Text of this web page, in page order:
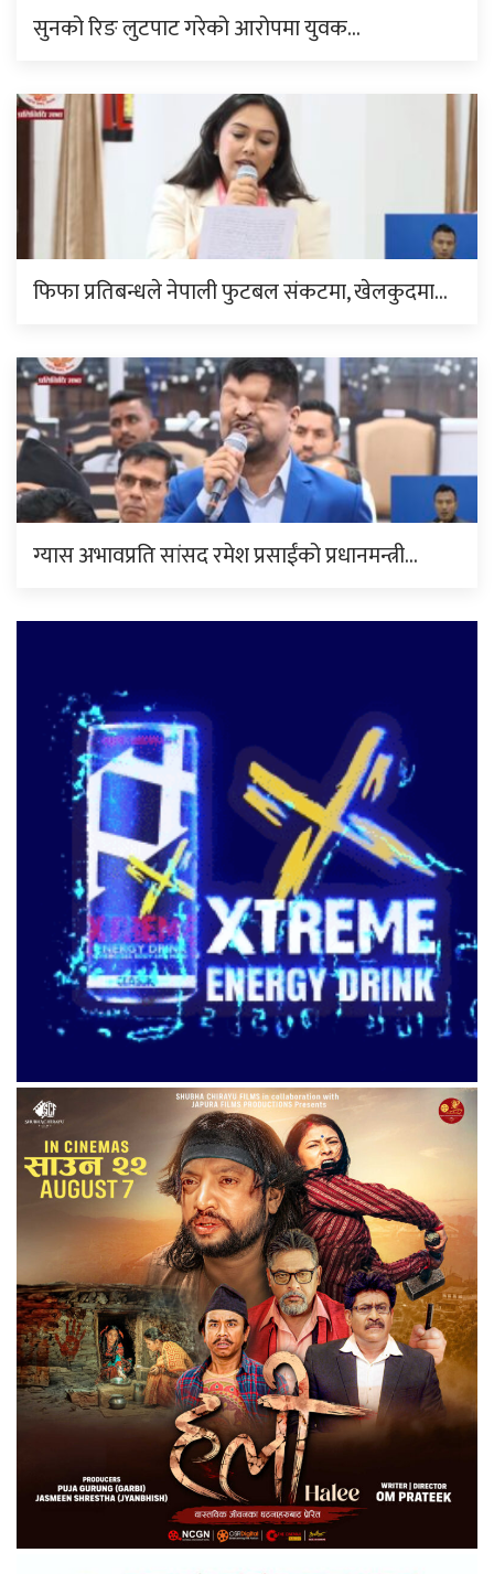
सुनको रिङ लुटपाट गरेको आरोपमा युवक…
फिफा प्रतिबन्धले नेपाली फुटबल संकटमा, खेलकुदमा…
ग्यास अभावप्रति सांसद रमेश प्रसाईंको प्रधानमन्त्री…